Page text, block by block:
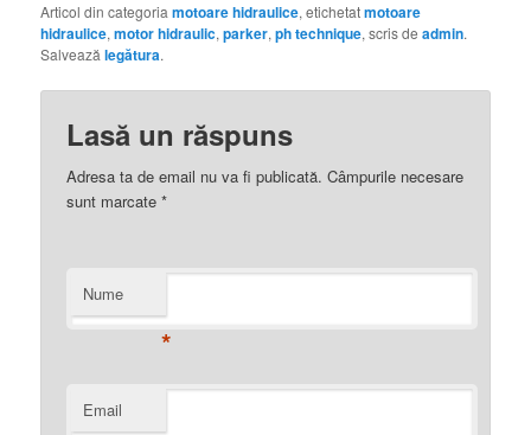
Articol din categoriamotoare hidraulice, etichetatmotoare
hidraulice,motor hidraulic,parker,ph technique, scris deadmin.
Salveazălegătura.
Lasă un răspuns
Adresa ta de email nu va fi publicată. Câmpurile necesare
sunt marcate*
Nume
*
Email